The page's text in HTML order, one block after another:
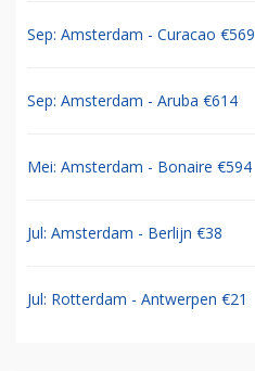
Sep: Amsterdam - Curacao €569
Sep: Amsterdam - Aruba €614
Mei: Amsterdam - Bonaire €594
Jul: Amsterdam - Berlijn €38
Jul: Rotterdam - Antwerpen €21